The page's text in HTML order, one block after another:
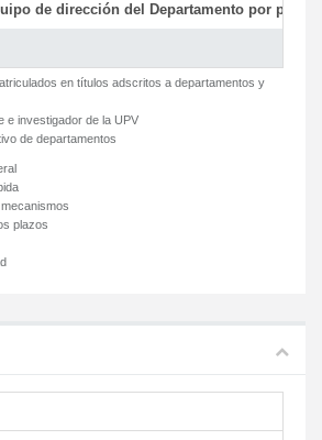
de dirección del Departamento por parte
en títulos adscritos a departamentos y
e investigador de la UPV
de departamentos
plazos